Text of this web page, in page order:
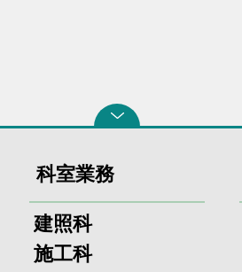
科室業務
建照科
施工科